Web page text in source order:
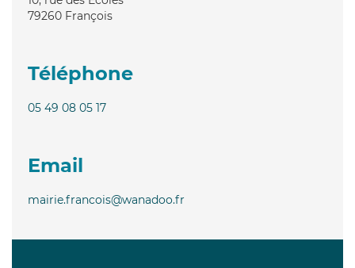
79260 François
Téléphone
05 49 08 05 17
Email
mairie.francois@wanadoo.fr